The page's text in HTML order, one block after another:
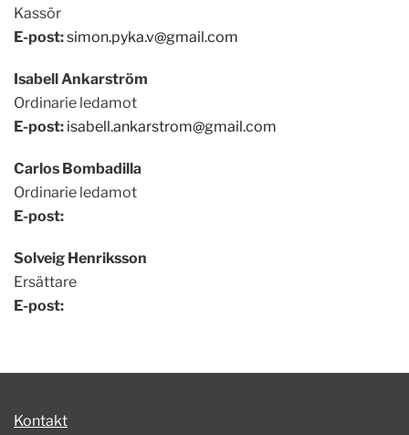
Kassör
E-post:simon.pyka.v@gmail.com
Isabell Ankarström
Ordinarie ledamot
E-post: isabell.ankarstrom@gmail.com
Carlos Bombadilla
Ordinarie ledamot
E-post:
Solveig Henriksson
Ersättare
E-post:
Kontakt